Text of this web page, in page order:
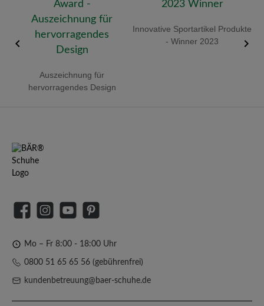
Auszeichnung für
hervorragendes Design
Innovative Sportartikel Produkte
- Winner 2023
FacebookInstagramYouTubePinterest
Mo – Fr 8:00 - 18:00 Uhr
0800 51 65 65 56 (gebührenfrei)
kundenbetreuung@baer-schuhe.de